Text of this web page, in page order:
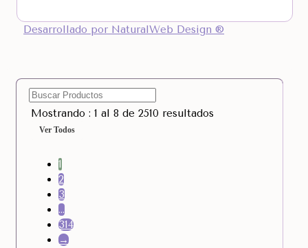
Desarrollado por NaturalWeb Design ®
Mostrando : 1 al 8 de 2510 resultados
Ver Todos
1
2
3
…
314
→